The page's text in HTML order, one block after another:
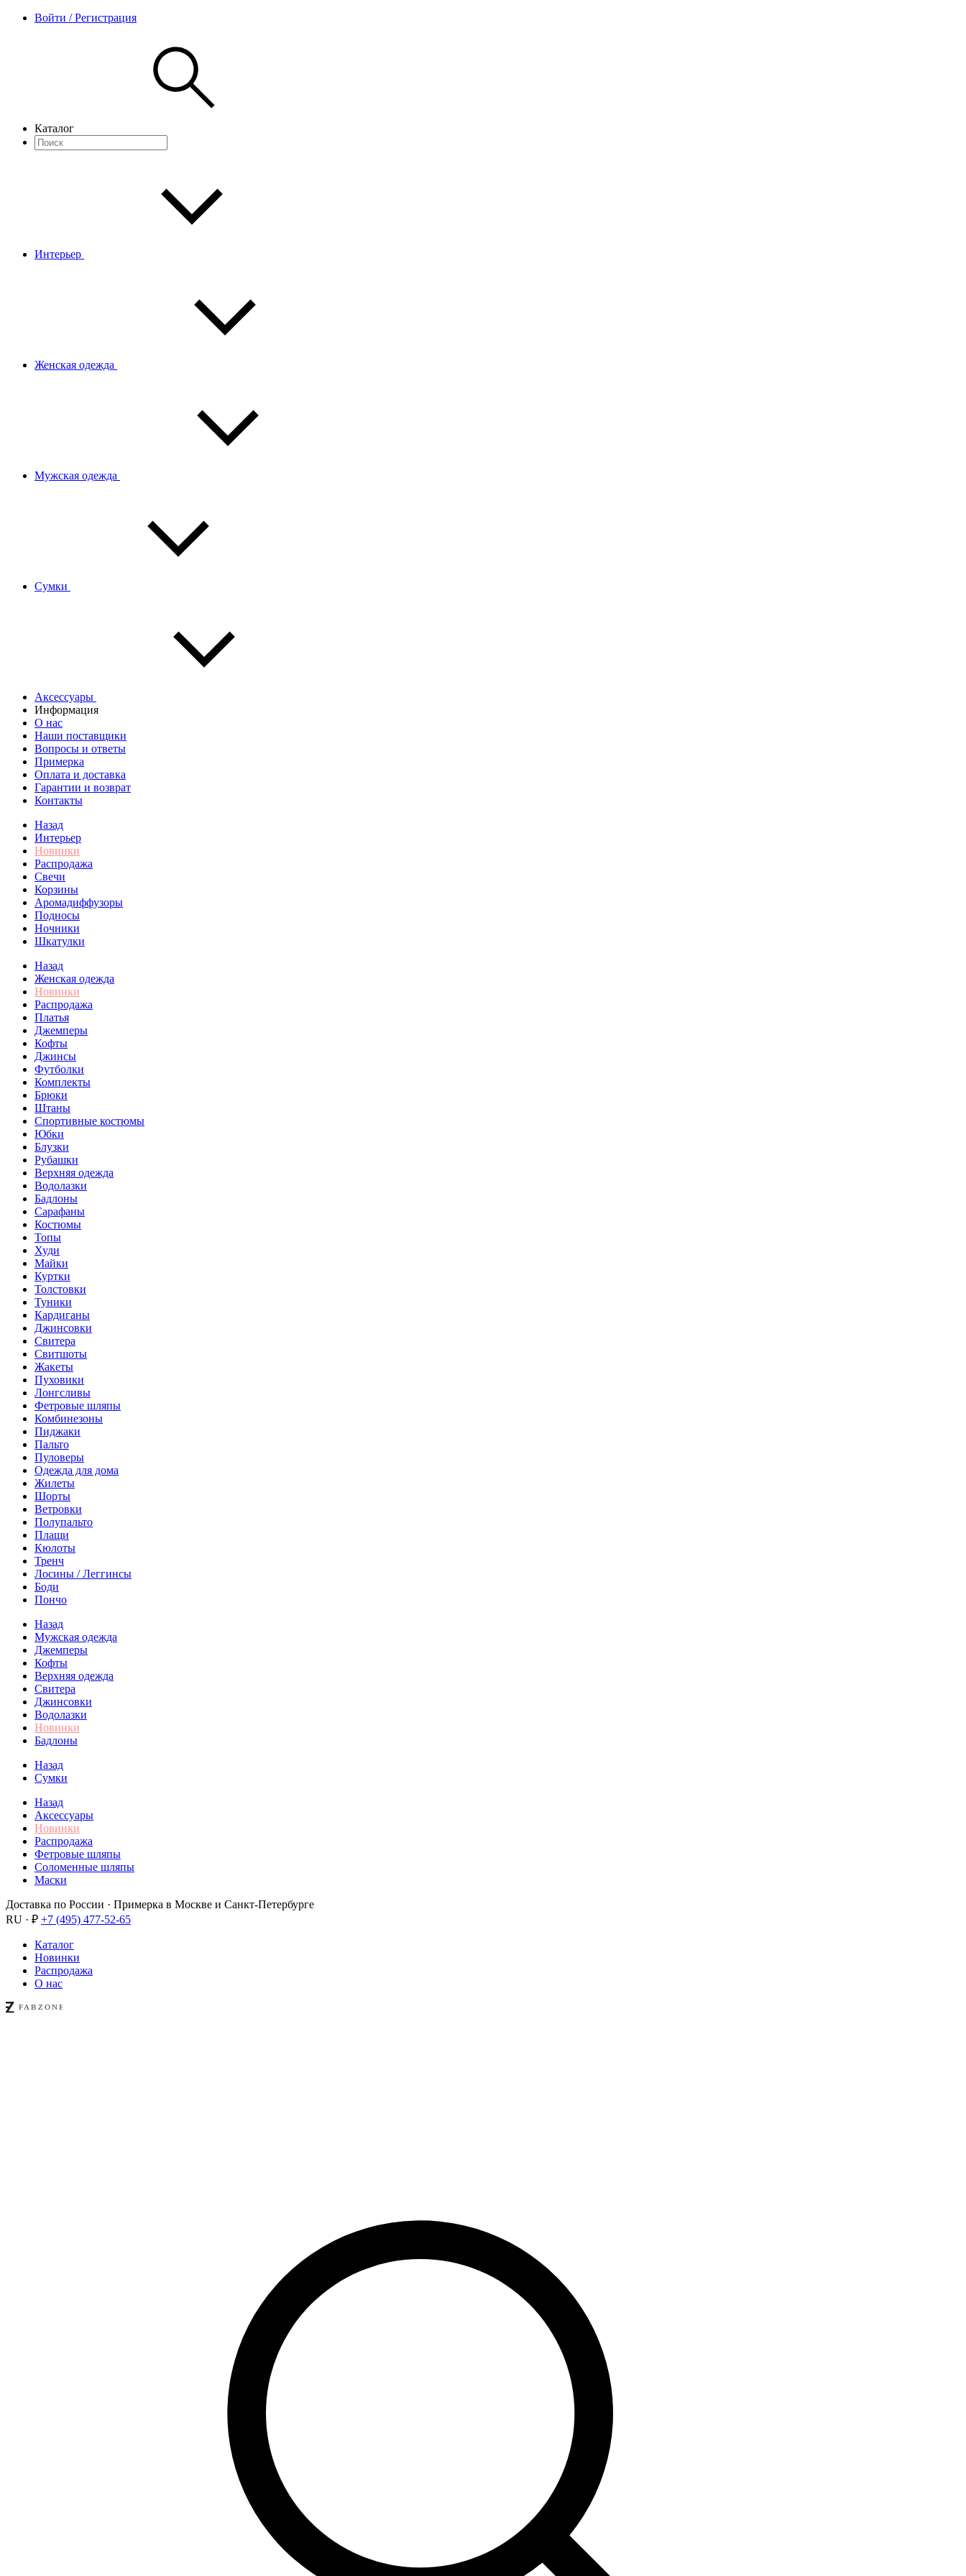
Войти / Регистрация
Каталог
Интерьер
Женская одежда
Мужская одежда
Сумки
Аксессуары
Информация
О нас
Наши поставщики
Вопросы и ответы
Примерка
Оплата и доставка
Гарантии и возврат
Контакты
Назад
Интерьер
Новинки
Распродажа
Свечи
Корзины
Аромадиффузоры
Подносы
Ночники
Шкатулки
Назад
Женская одежда
Новинки
Распродажа
Платья
Джемперы
Кофты
Джинсы
Футболки
Комплекты
Брюки
Штаны
Спортивные костюмы
Юбки
Блузки
Рубашки
Верхняя одежда
Водолазки
Бадлоны
Сарафаны
Костюмы
Топы
Худи
Майки
Куртки
Толстовки
Туники
Кардиганы
Джинсовки
Свитера
Свитшоты
Жакеты
Пуховики
Лонгсливы
Фетровые шляпы
Комбинезоны
Пиджаки
Пальто
Пуловеры
Одежда для дома
Жилеты
Шорты
Ветровки
Полупальто
Плащи
Кюлоты
Тренч
Лосины / Леггинсы
Боди
Пончо
Назад
Мужская одежда
Джемперы
Кофты
Верхняя одежда
Свитера
Джинсовки
Водолазки
Новинки
Бадлоны
Назад
Сумки
Назад
Аксессуары
Новинки
Распродажа
Фетровые шляпы
Соломенные шляпы
Маски
Доставка по России · Примерка в Москве и Санкт-Петербурге
RU · ₽ +7 (495) 477-52-65
Каталог
Новинки
Распродажа
О нас